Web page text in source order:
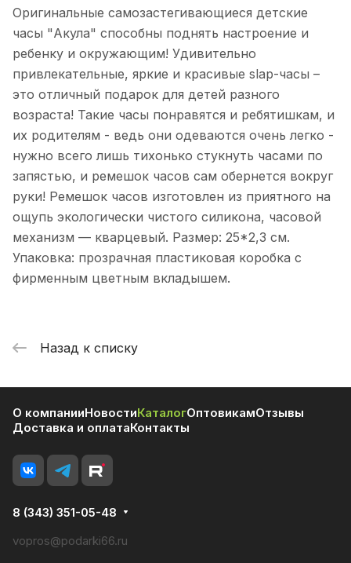
Оригинальные самозастегивающиеся детские
часы "Акула" способны поднять настроение и
ребенку и окружающим! Удивительно
привлекательные, яркие и красивые slap-часы –
это отличный подарок для детей разного
возраста! Такие часы понравятся и ребятишкам, и
их родителям - ведь они одеваются очень легко -
нужно всего лишь тихонько стукнуть часами по
запястью, и ремешок часов сам обернется вокруг
руки! Ремешок часов изготовлен из приятного на
ощупь экологически чистого силикона, часовой
механизм — кварцевый. Размер: 25*2,3 см.
Упаковка: прозрачная пластиковая коробка с
фирменным цветным вкладышем.
Назад к списку
О компанииНовостиКаталогОптовикамОтзывы
Доставка и оплатаКонтакты
8 (343) 351-05-48
vopros@podarki66.ru